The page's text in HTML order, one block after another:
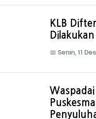
KLB
📅 Senin, 11